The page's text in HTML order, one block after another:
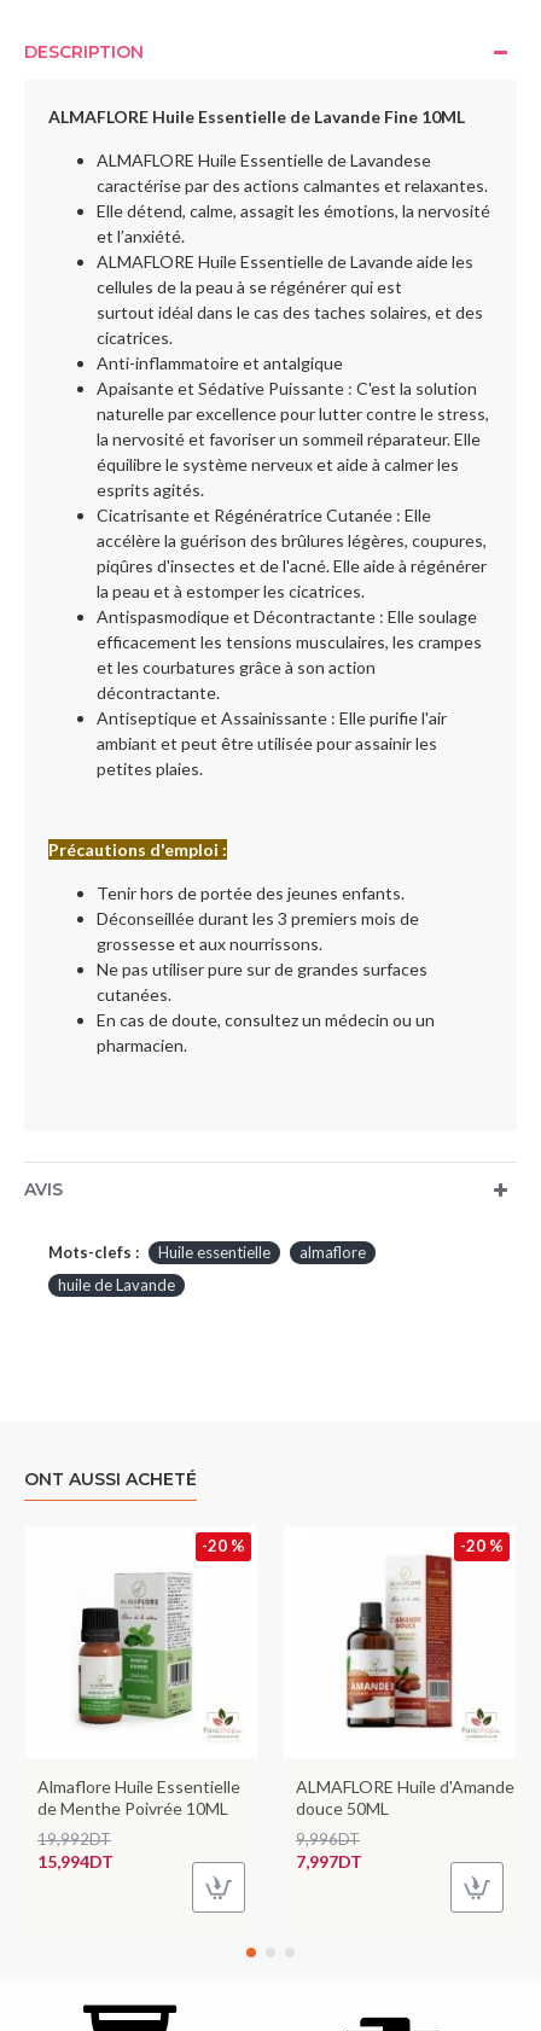
DESCRIPTION
ALMAFLORE Huile Essentielle de Lavande Fine 10ML
ALMAFLORE Huile Essentielle de Lavandese
caractérise par des actions calmantes et relaxantes.
Elle détend, calme, assagit les émotions, la nervosité
et l’anxiété.
ALMAFLORE Huile Essentielle de Lavande aide les
cellules de la peau à se régénérer qui est
surtout idéal dans le cas des taches solaires, et des
cicatrices.
Anti-inflammatoire et antalgique
Apaisante et Sédative Puissante : C'est la solution
naturelle par excellence pour lutter contre le stress,
la nervosité et favoriser un sommeil réparateur. Elle
équilibre le système nerveux et aide à calmer les
esprits agités.
Cicatrisante et Régénératrice Cutanée : Elle
accélère la guérison des brûlures légères, coupures,
piqûres d'insectes et de l'acné. Elle aide à régénérer
la peau et à estomper les cicatrices.
Antispasmodique et Décontractante : Elle soulage
efficacement les tensions musculaires, les crampes
et les courbatures grâce à son action
décontractante.
Antiseptique et Assainissante : Elle purifie l'air
ambiant et peut être utilisée pour assainir les
petites plaies.
Précautions d'emploi :
Tenir hors de portée des jeunes enfants.
Déconseillée durant les 3 premiers mois de
grossesse et aux nourrissons.
Ne pas utiliser pure sur de grandes surfaces
cutanées.
En cas de doute, consultez un médecin ou un
pharmacien.
AVIS
Mots-clefs : Huile essentielle
almaflore
huile de Lavande
ONT AUSSI ACHETÉ
-20 %
Almaflore Huile Essentielle
de Menthe Poivrée 10ML
15,994DT
19,992DT
-20 %
ALMAFLORE Huile d'Amande
douce 50ML
7,997DT
9,996DT